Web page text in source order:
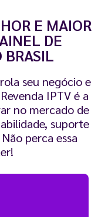
E MAIOR
DE
BRASIL
seu negócio e
IPTV é a
no mercado de
suporte
perca essa